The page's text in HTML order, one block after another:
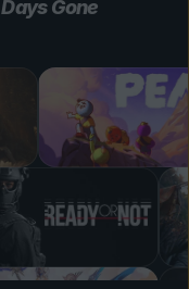
Days Gone